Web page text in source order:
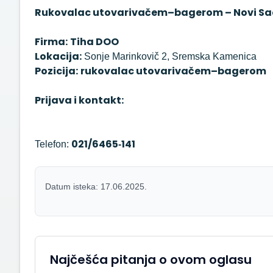
Rukovalac utovarivačem–bagerom – Novi
Firma: Tiha DOO
Lokacija: Sonje Marinkovič 2, Sremska Kamenica
Pozicija: rukovalac utovarivačem–bagerom
Prijava i kontakt:
Telefon: 021/6465‑141
Datum isteka: 17.06.2025.
Najčešća pitanja o ovom oglasu